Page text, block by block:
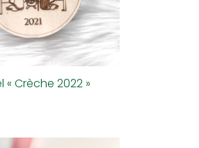
« Crèche 2022 »